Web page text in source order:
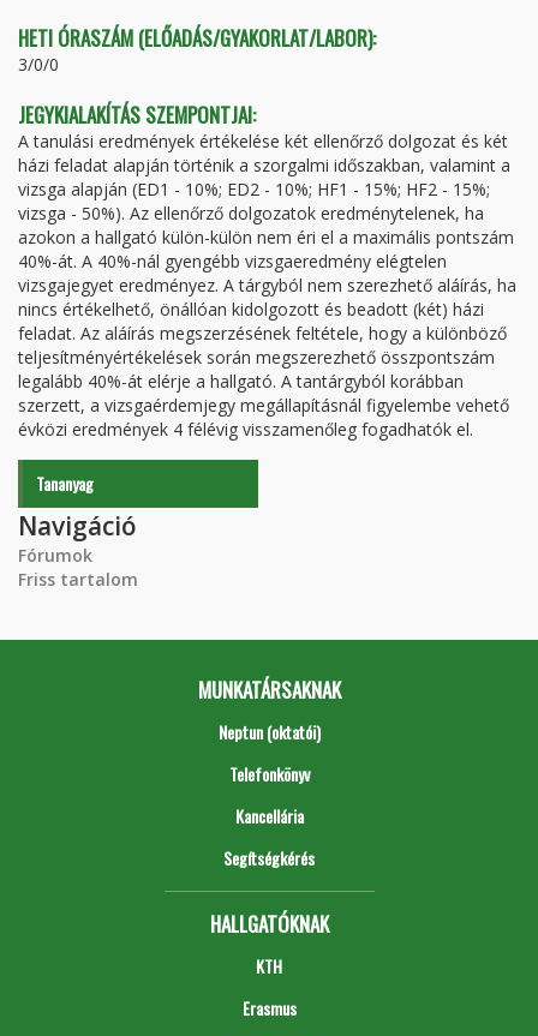
HETI ÓRASZÁM (ELŐADÁS/GYAKORLAT/LABOR):
3/0/0
JEGYKIALAKÍTÁS SZEMPONTJAI:
A tanulási eredmények értékelése két ellenőrző dolgozat és két
házi feladat alapján történik a szorgalmi időszakban, valamint a
vizsga alapján (ED1 - 10%; ED2 - 10%; HF1 - 15%; HF2 - 15%;
vizsga - 50%). Az ellenőrző dolgozatok eredménytelenek, ha
azokon a hallgató külön-külön nem éri el a maximális pontszám
40%-át. A 40%-nál gyengébb vizsgaeredmény elégtelen
vizsgajegyet eredményez. A tárgyból nem szerezhető aláírás, ha
nincs értékelhető, önállóan kidolgozott és beadott (két) házi
feladat. Az aláírás megszerzésének feltétele, hogy a különböző
teljesítményértékelések során megszerezhető összpontszám
legalább 40%-át elérje a hallgató. A tantárgyból korábban
szerzett, a vizsgaérdemjegy megállapításnál figyelembe vehető
évközi eredmények 4 félévig visszamenőleg fogadhatók el.
Tananyag
Navigáció
Fórumok
Friss tartalom
MUNKATÁRSAKNAK
Neptun (oktatói)
Telefonkönyv
Kancellária
Segítségkérés
HALLGATÓKNAK
KTH
Erasmus